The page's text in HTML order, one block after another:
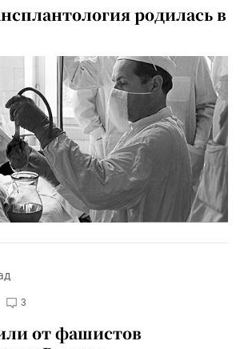
родилась в
3
от фашистов